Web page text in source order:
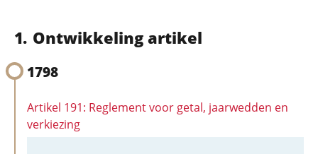
Ontwikkeling artikel
1798
Artikel 191: Reglement voor getal, jaarwedden en
verkiezing